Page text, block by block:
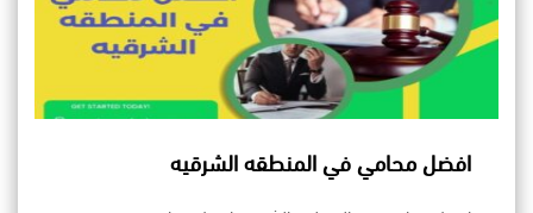
افضل محامي في المنطقه الشرقيه